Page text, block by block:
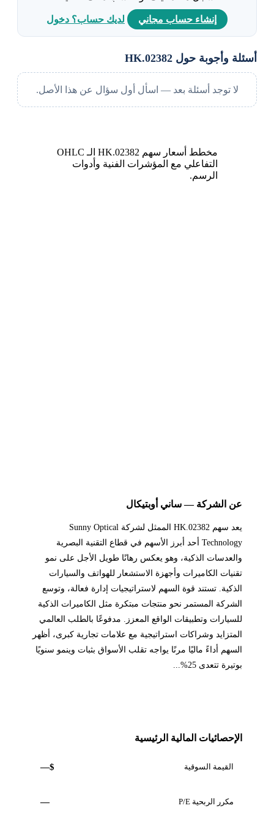
إنشاء حساب مجاني لديك حساب؟ دخول
أسئلة وأجوبة حول 02382.HK
لا توجد أسئلة بعد — اسأل أول سؤال عن هذا الأصل.
مخطط أسعار سهم 02382.HK الـ OHLC
التفاعلي مع المؤشرات الفنية وأدوات
الرسم.
عن الشركة — ساني أوبتيكال
يعد سهم 02382.HK الممثل لشركة Sunny Optical
Technology أحد أبرز الأسهم في قطاع التقنية البصرية
والعدسات الذكية، وهو يعكس رهانًا طويل الأجل على نمو
تقنيات الكاميرات وأجهزة الاستشعار للهواتف والسيارات
الذكية. تستند قوة السهم لاستراتيجيات إدارة فعالة، وتوسع
الشركة المستمر نحو منتجات مبتكرة مثل الكاميرات الذكية
للسيارات وتطبيقات الواقع المعزز. مدفوعًا بالطلب العالمي
المتزايد وشراكات استراتيجية مع علامات تجارية كبرى، أظهر
السهم أداءً ماليًا مرنًا يواجه تقلب الأسواق بثبات وينمو سنويًا
بوتيرة تتعدى 25%...
الإحصائيات المالية الرئيسية
القيمة السوقية $—
مكرر الربحية P/E —